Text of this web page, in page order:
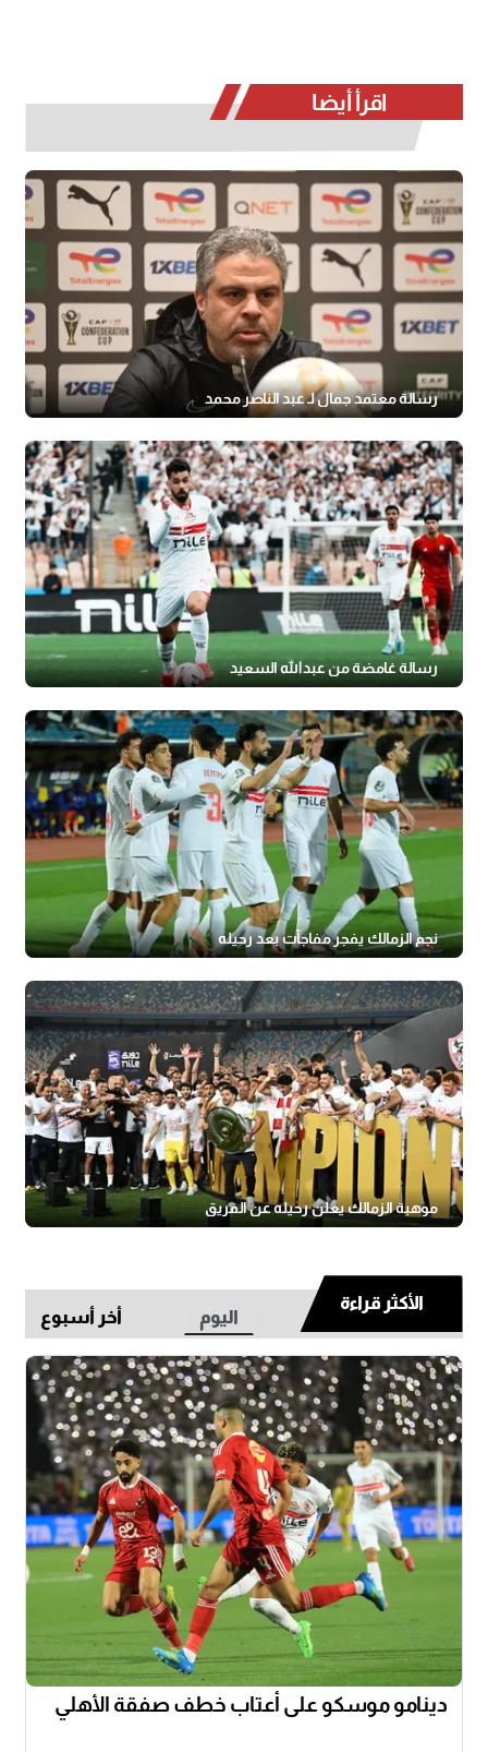
اقرأ أيضا
رسالة معتمد جمال لـ عبد الناصر محمد
رسالة غامضة من عبدالله السعيد
نجم الزمالك يفجر مفاجآت بعد رحيله
موهبة الزمالك يعلن رحيله عن الفريق
الأكثر قراءة
اليوم أخر أسبوع
دينامو موسكو على أعتاب خطف صفقة الأهلي